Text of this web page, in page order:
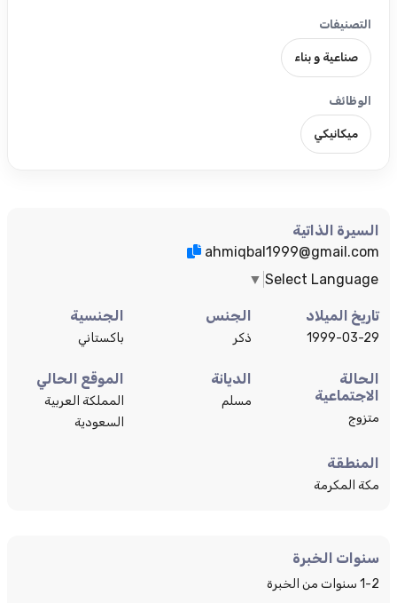
التصنيفات
صناعية و بناء
الوظائف
ميكانيكي
السيرة الذاتية
ahmiqbal1999@gmail.com
Select Language
▼
تاريخ الميلاد
1999-03-29
الجنس
ذكر
الجنسية
باكستاني
الحالة
الاجتماعية
متزوج
الديانة
مسلم
الموقع الحالي
المملكة العربية
السعودية
المنطقة
مكة المكرمة
سنوات الخبرة
1-2 سنوات من الخبرة